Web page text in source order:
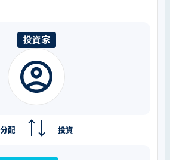
投資家
投資
分配